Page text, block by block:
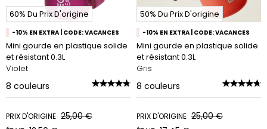
60% Du Prix D'origine
-10% EN EXTRA | CODE: VACANCES
Mini gourde en plastique solide
et résistant 0.3L
Violet
8 couleurs
PRIX D'ORIGINE 25,00 €
50% Du Prix D'origine
-10% EN EXTRA | CODE: VACANCES
Mini gourde en plastique solide
et résistant 0.3L
Gris
8 couleurs
PRIX D'ORIGINE 25,00 €